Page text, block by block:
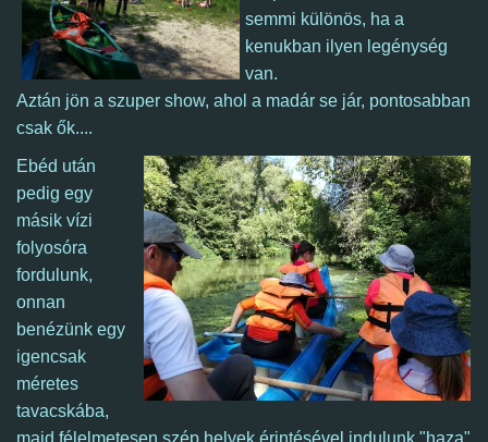
semmi különös, ha a
kenukban ilyen legénység
van.
Aztán jön a szuper show, ahol a madár se jár, pontosabban
csak ők....
Ebéd után
pedig egy
másik vízi
folyosóra
fordulunk,
onnan
benézünk egy
igencsak
méretes
tavacskába,
majd félelmetesen szép helyek érintésével indulunk "haza".